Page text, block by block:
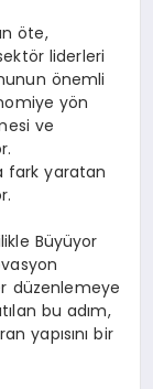
öte,
liderleri
önemli
yön
ve
fark yaratan
Büyüyor
düzenlemeye
bu adım,
yapısını bir